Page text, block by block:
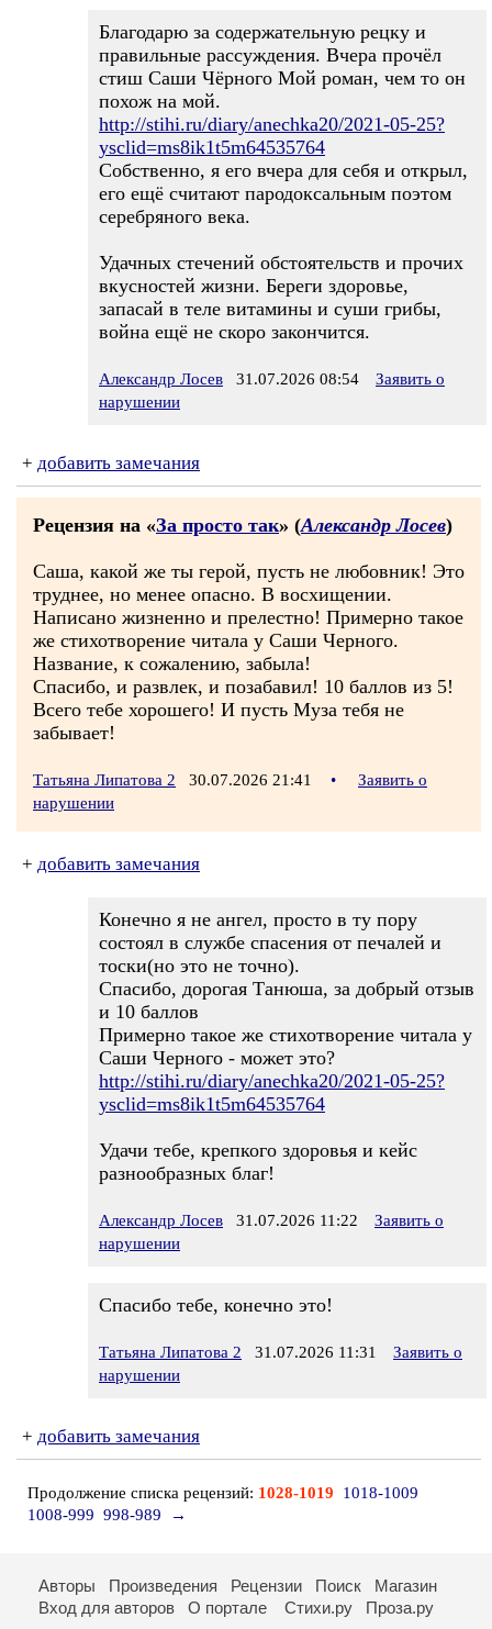
Благодарю за содержательную рецку и
правильные рассуждения. Вчера прочёл
стиш Саши Чёрного Мой роман, чем то он
похож на мой.
http://stihi.ru/diary/anechka20/2021-05-25?
ysclid=ms8ik1t5m64535764
Собственно, я его вчера для себя и открыл,
его ещё считают пародоксальным поэтом
серебряного века.
Удачных стечений обстоятельств и прочих
вкусностей жизни. Береги здоровье,
запасай в теле витамины и суши грибы,
война ещё не скоро закончится.
Александр Лосев 31.07.2026 08:54
Заявить о
нарушении
+ добавить замечания
Рецензия на «За просто так» (Александр Лосев)
Саша, какой же ты герой, пусть не любовник! Это
труднее, но менее опасно. В восхищении.
Написано жизненно и прелестно! Примерно такое
же стихотворение читала у Саши Черного.
Название, к сожалению, забыла!
Спасибо, и развлек, и позабавил! 10 баллов из 5!
Всего тебе хорошего! И пусть Муза тебя не
забывает!
Татьяна Липатова 2 30.07.2026 21:41 •
Заявить о
нарушении
+ добавить замечания
Конечно я не ангел, просто в ту пору
состоял в службе спасения от печалей и
тоски(но это не точно).
Спасибо, дорогая Танюша, за добрый отзыв
и 10 баллов
Примерно такое же стихотворение читала у
Саши Черного - может это?
http://stihi.ru/diary/anechka20/2021-05-25?
ysclid=ms8ik1t5m64535764
Удачи тебе, крепкого здоровья и кейс
разнообразных благ!
Александр Лосев 31.07.2026 11:22
Заявить о
нарушении
Спасибо тебе, конечно это!
Татьяна Липатова 2 31.07.2026 11:31
Заявить о
нарушении
+ добавить замечания
Продолжение списка рецензий: 1028-1019
1018-1009
1008-999 998-989 →
Авторы Произведения Рецензии Поиск
Магазин
Вход для авторов
О портале Стихи.ру Проза.ру